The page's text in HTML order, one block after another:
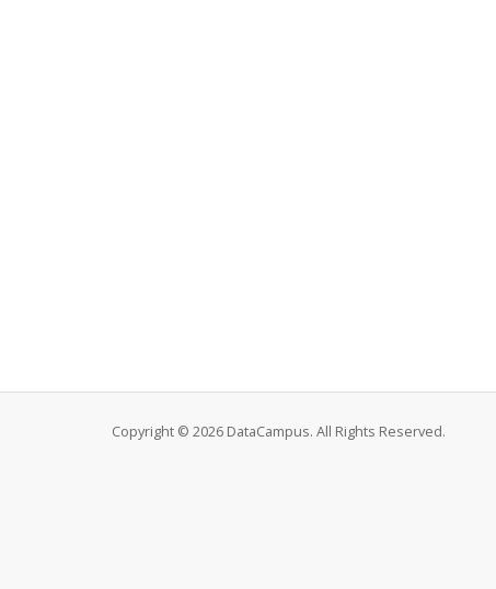
Copyright © 2026 DataCampus. All Rights Reserved.